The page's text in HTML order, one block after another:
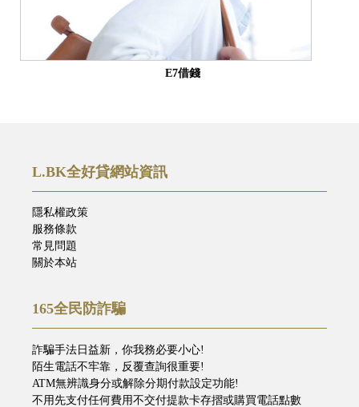
E7借錢
L.BK全好貸網站資訊
隱私權政策
服務條款
常見問題
關於本站
165全民防詐騙
詐騙手法日益新，你我務必要小心!
陌生電話不牢靠，反覆查詢很重要!
ATM無辨識身分或解除分期付款設定功能!
不用先支付任何費用不交付提款卡存摺或購買電話點數